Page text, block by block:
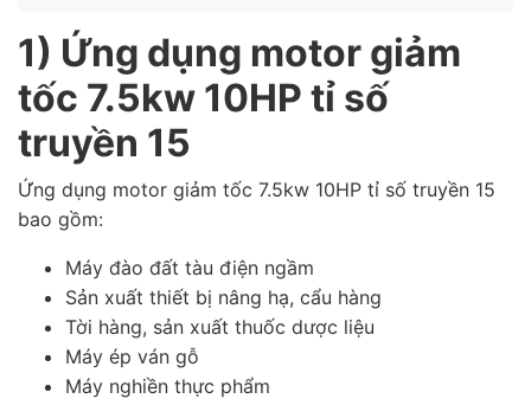
1) Ứng dụng motor giảm
tốc 7.5kw 10HP tỉ số
truyền 15
Ứng dụng motor giảm tốc 7.5kw 10HP tỉ số truyền 15
bao gồm:
Máy đào đất tàu điện ngầm
Sản xuất thiết bị nâng hạ, cẩu hàng
Tời hàng, sản xuất thuốc dược liệu
Máy ép ván gỗ
Máy nghiền thực phẩm